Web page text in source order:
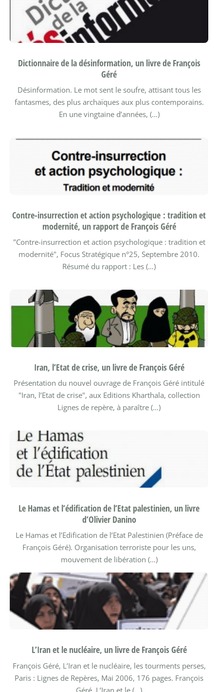
Dictionnaire de la désinformation, un livre de François
Géré
Désinformation. Le mot sent le soufre, attisant tous les
fantasmes, des plus archaïques aux plus contemporains.
En une vingtaine d’années, (…)
Contre-insurrection et action psychologique : tradition et
modernité, un rapport de François Géré
"Contre-insurrection et action psychologique : tradition et
modernité", Focus Stratégique n°25, Septembre 2010.
Résumé du rapport : Les (…)
Iran, l’Etat de crise, un livre de François Géré
Présentation du nouvel ouvrage de François Géré intitulé
"Iran, l’Etat de crise", aux Editions Kharthala, collection
Lignes de repère, à paraître (…)
Le Hamas et l’édification de l’Etat palestinien, un livre
d’Olivier Danino
Le Hamas et l’Edification de l’Etat Palestinien (Préface de
François Géré). Organisation terroriste pour les uns,
mouvement de libération (…)
L’Iran et le nucléaire, un livre de François Géré
François Géré, L’Iran et le nucléaire, les tourments perses,
Paris : Lignes de Repères, Mai 2006, 176 pages. François
Géré, L’Iran et le (…)